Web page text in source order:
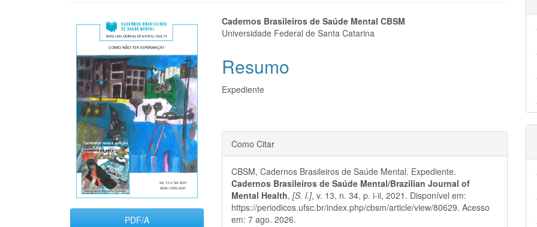
Barra
lateral
de
artigos
PDF/A
Conteúdo
artigo
principal
Cadernos Brasileiros de Saúde Mental CBSM
Universidade Federal de Santa Catarina
Resumo
Expediente
Detalhes
do
artigo
Como Citar
CBSM, Cadernos Brasileiros de Saúde Mental. Expediente.
Cadernos Brasileiros de Saúde Mental/Brazilian Journal of
Mental Health,[S. l.], v. 13, n. 34, p. i-ii, 2021. Disponível em:
https://periodicos.ufsc.br/index.php/cbsm/article/view/80629. Acesso
em: 7 ago. 2026.